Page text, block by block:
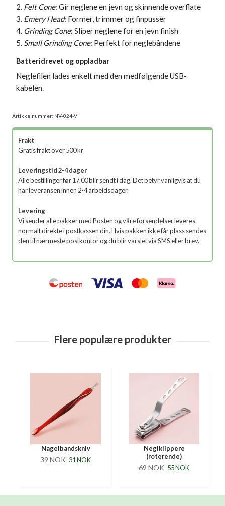
2. Felt Cone: Gir neglene en jevn og skinnende overflate
3. Emery Head: Former, trimmer og finpusser
4. Grinding Cone: Sliper neglene for en jevn finish
5. Small Grinding Cone: Perfekt for neglebåndene
Batteridrevet og oppladbar
Neglefilen lades enkelt med den medfølgende USB-
kabelen.
Artikkelnummer: NV-024-V
Frakt
Gratis frakt over 500 kr
Leveringstid 2-4 dager
Alle bestillinger før 17.00 blir sendt i dag. Det betyr vanligvis at du
har leveransen innen 2-4 arbeidsdager.
Levering
Vi sender alle pakker med Posten og våre forsendelser leveres
normalt direkte i postkassen din. Hvis pakken ikke får plass sendes
den til nærmeste postkontor og du blir varslet via SMS eller brev.
Nagelbandskniv
39 NOK 31 NOK
Neglklippere
(roterende)
69 NOK 55 NOK